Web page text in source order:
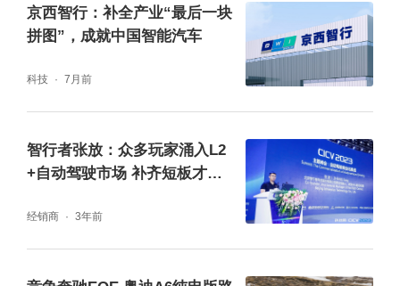
保持了拼色的风格，车门饰板选用了浅色木纹
的样式，不过塑料感有点重。
京西智行：补全产业“最后一块
拼图”，成就中国智能汽车
科技 7月前
智行者张放：众多玩家涌入L2
+自动驾驶市场 补齐短板才能
经销商 3年前